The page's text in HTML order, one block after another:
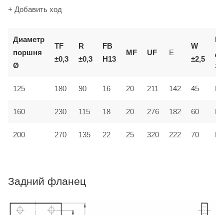
+ Добавить ход
Диаметр
поршня
Ø
TF
±0,3
R
±0,3
FB
H13
MF UF E
W
±2,5
125 180 90 16 20 211 142 45
160 230 115 18 20 276 182 60
200 270 135 22 25 320 222 70
Задний фланец